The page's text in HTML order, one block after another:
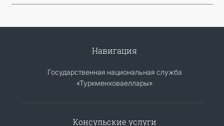
Навигация
Государственная национальная служба
«Туркменховаеллары»
Консульские услуги